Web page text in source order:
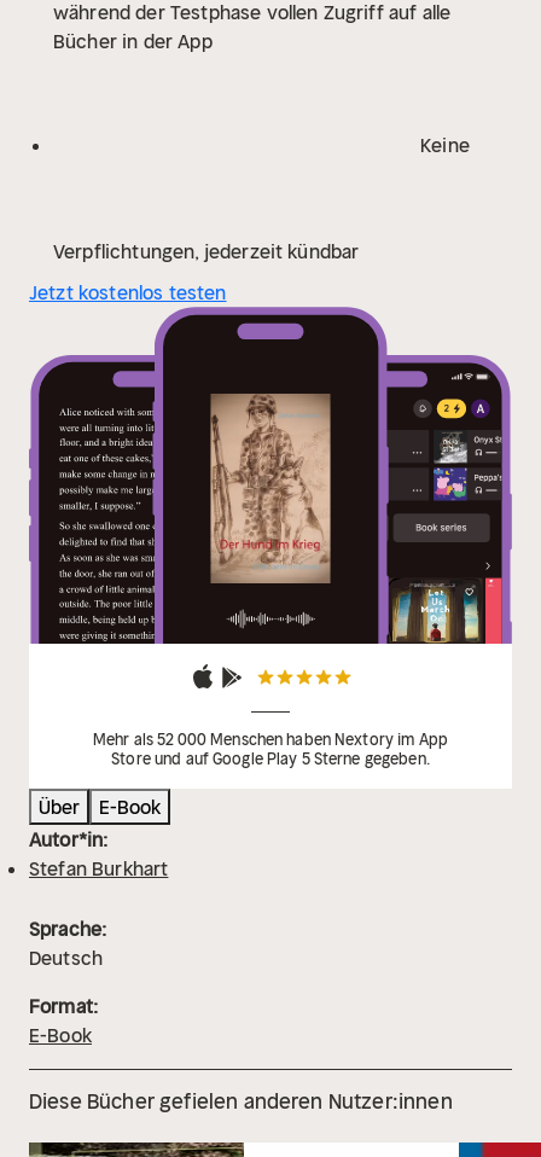
Vietnam, Korea, Nordirland, Irak, Afghanistan und
vielen anderen Konflikten der jungen Vergangenheit
Hunden im Krieg wird dargestellt vor dem Hintergrund
Begleitern auf vier Beinen den rund 3'000 jährigen
während der Testphase vollen Zugriff auf alle
Bücher in der App
Keine
Verpflichtungen, jederzeit kündbar
Jetzt kostenlos testen
Mehr als 52 000 Menschen haben Nextory im App
Store und auf Google Play 5 Sterne gegeben.
Über
E-Book
Autor*in:
Stefan Burkhart
Sprache:
Deutsch
Format:
E-Book
Diese Bücher gefielen anderen Nutzer:innen